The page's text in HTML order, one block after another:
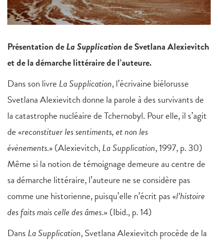
Présentation deLa Supplicationde Svetlana Alexievitch
et de la démarche littéraire de l’auteure.
Dans son livre La Supplication, l’écrivaine biélorusse
Svetlana Alexievitch donne la parole à des survivants de
la catastrophe nucléaire de Tchernobyl. Pour elle, il s’agit
de «reconstituer les sentiments, et non les
évènements.»(Alexievitch,La Supplication, 1997, p. 30)
Même si la notion de témoignage demeure au centre de
sa démarche littéraire, l’auteure ne se considère pas
comme une historienne, puisqu’elle n’écrit pas «l’histoire
des faits mais celle des âmes.» (Ibid., p. 14)
Dans La Supplication, Svetlana Alexievitch procède de la